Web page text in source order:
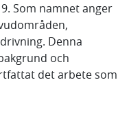
Som namnet anger
Denna
och
det arbete som